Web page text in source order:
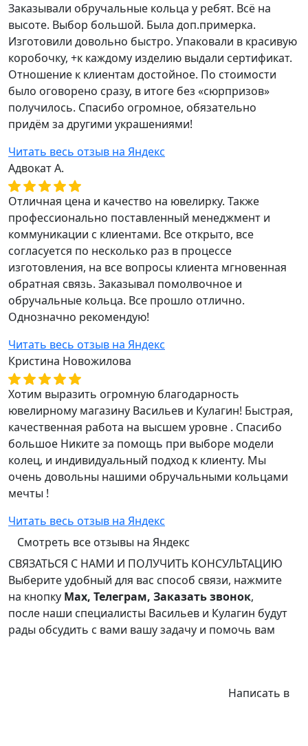
Заказывали обручальные кольца у ребят. Всё на
высоте. Выбор большой. Была доп.примерка.
Изготовили довольно быстро. Упаковали в красивую
коробочку, +к каждому изделию выдали сертификат.
Отношение к клиентам достойное. По стоимости
было оговорено сразу, в итоге без «сюрпризов»
получилось. Спасибо огромное, обязательно
придём за другими украшениями!
Читать весь отзыв на Яндекс
Адвокат А.
Отличная цена и качество на ювелирку. Также
профессионально поставленный менеджмент и
коммуникации с клиентами. Все открыто, все
согласуется по несколько раз в процессе
изготовления, на все вопросы клиента мгновенная
обратная связь. Заказывал помолвочное и
обручальные кольца. Все прошло отлично.
Однозначно рекомендую!
Читать весь отзыв на Яндекс
Кристина Новожилова
Хотим выразить огромную благодарность
ювелирному магазину Васильев и Кулагин! Быстрая,
качественная работа на высшем уровне . Спасибо
большое Никите за помощь при выборе модели
колец, и индивидуальный подход к клиенту. Мы
очень довольны нашими обручальными кольцами
мечты !
Читать весь отзыв на Яндекс
Смотреть все отзывы на Яндекс
СВЯЗАТЬСЯ С НАМИ И ПОЛУЧИТЬ КОНСУЛЬТАЦИЮ
Выберите удобный для вас способ связи, нажмите
на кнопку Max, Телеграм, Заказать звонок,
после наши специалисты Васильев и Кулагин будут
рады обсудить с вами вашу задачу и помочь вам
Написать в